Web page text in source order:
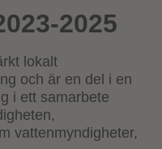
2025
lokalt
och är en del i en
i ett samarbete
vattenmyndigheter,